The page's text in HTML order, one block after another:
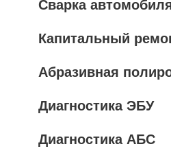
Сварка
Капитальный
Абразивная
Диагностика ЭБУ
Диагностика АБС